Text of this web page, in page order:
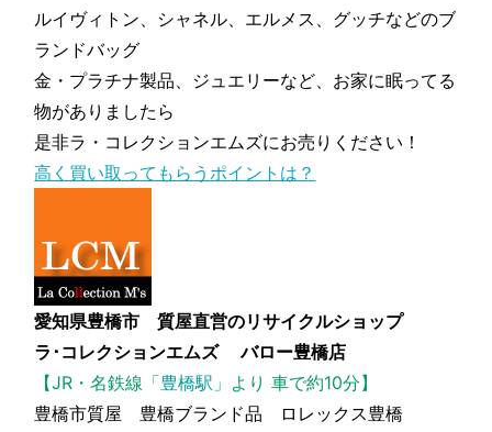
ルイヴィトン、シャネル、エルメス、グッチなどのブ
ランドバッグ
金・プラチナ製品、ジュエリーなど、お家に眠ってる
物がありましたら
是非ラ・コレクションエムズにお売りください！
高く買い取ってもらうポイントは？
愛知県豊橋市 質屋直営のリサイクルショップ
ラ･コレクションエムズ バロー豊橋店
【JR・名鉄線 「豊橋駅」 より 車で約10分】
豊橋市質屋 豊橋ブランド品 ロレックス豊橋